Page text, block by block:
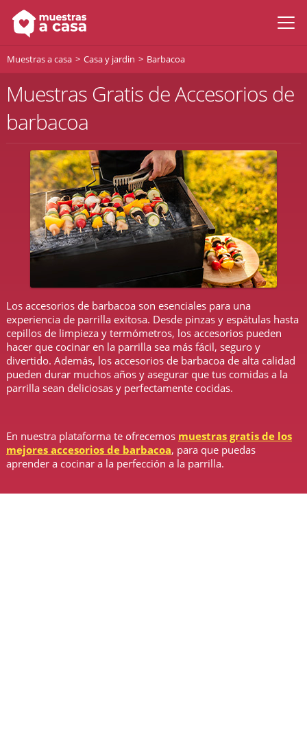
Muestras a casa Casa y jardin Barbacoa
Muestras Gratis de Accesorios de
barbacoa
Los accesorios de barbacoa son esenciales para una
experiencia de parrilla exitosa. Desde pinzas y espátulas hasta
cepillos de limpieza y termómetros, los accesorios pueden
hacer que cocinar en la parrilla sea más fácil, seguro y
divertido. Además, los accesorios de barbacoa de alta calidad
pueden durar muchos años y asegurar que tus comidas a la
parrilla sean deliciosas y perfectamente cocidas.
En nuestra plataforma te ofrecemos muestras gratis de los
mejores accesorios de barbacoa, para que puedas
aprender a cocinar a la perfección a la parrilla.